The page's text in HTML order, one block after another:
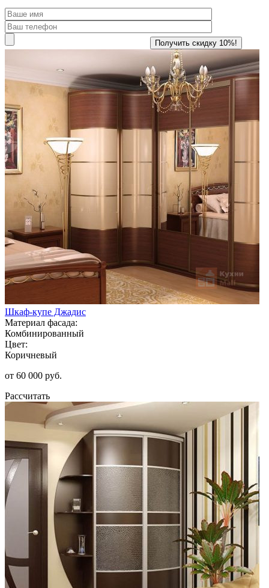
Шкаф-купе Джадис
Материал фасада:
Комбинированный
Цвет:
Коричневый
от 60 000 руб.
Рассчитать